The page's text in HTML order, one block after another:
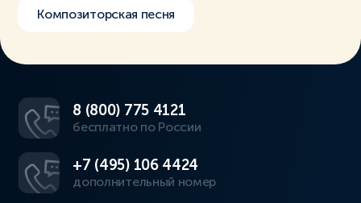
Композиторская песня
8 (800) 775 4121
бесплатно по России
+7 (495) 106 4424
дополнительный номер